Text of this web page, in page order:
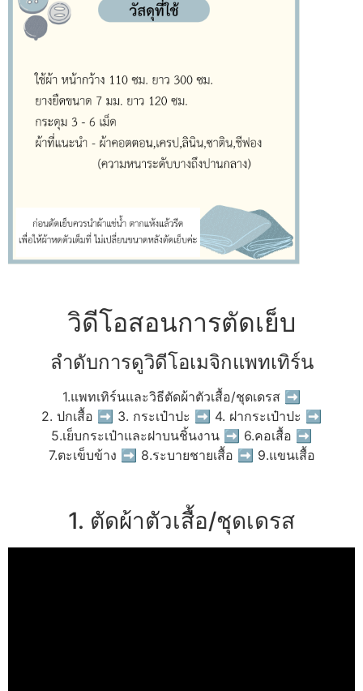
วิดีโอสอนการตัดเย็บ
ลำดับการดูวิดีโอเมจิกแพทเทิร์น
1.แพทเทิร์นและวิธีตัดผ้าตัวเสื้อ/ชุดเดรส ➡
2. ปกเสื้อ ➡ 3. กระเป๋าปะ ➡ 4. ฝากระเป๋าปะ ➡
5.เย็บกระเป๋าและฝาบนชิ้นงาน ➡ 6.คอเสื้อ ➡
7.ตะเข็บข้าง ➡ 8.ระบายชายเสื้อ ➡ 9.แขนเสื้อ
1. ตัดผ้าตัวเสื้อ/ชุดเดรส